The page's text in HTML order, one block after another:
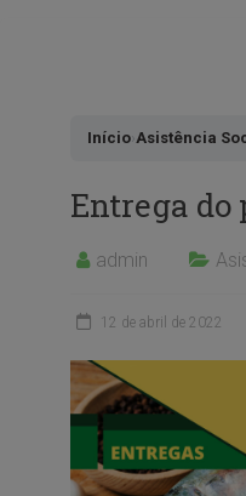
Início›Asistência
Entrega do
admin
12 de abril de 2022